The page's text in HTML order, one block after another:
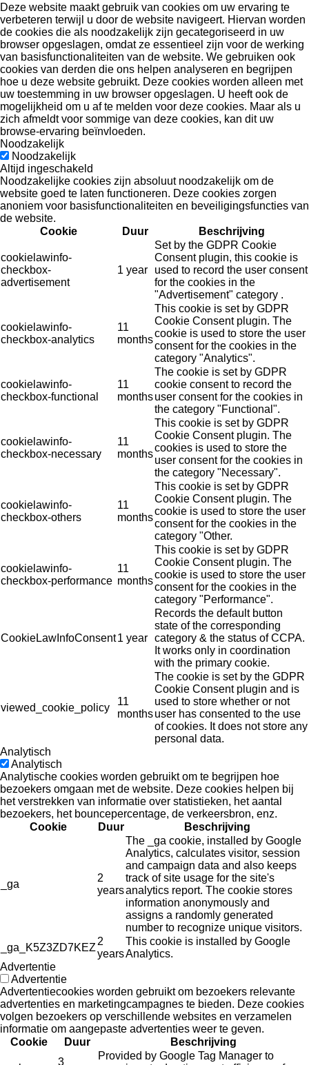
Deze website maakt gebruik van cookies om uw ervaring te
verbeteren terwijl u door de website navigeert. Hiervan worden
de cookies die als noodzakelijk zijn gecategoriseerd in uw
browser opgeslagen, omdat ze essentieel zijn voor de werking
van basisfunctionaliteiten van de website. We gebruiken ook
cookies van derden die ons helpen analyseren en begrijpen
hoe u deze website gebruikt. Deze cookies worden alleen met
uw toestemming in uw browser opgeslagen. U heeft ook de
mogelijkheid om u af te melden voor deze cookies. Maar als u
zich afmeldt voor sommige van deze cookies, kan dit uw
browse-ervaring beïnvloeden.
Noodzakelijk
Noodzakelijk
Altijd ingeschakeld
Noodzakelijke cookies zijn absoluut noodzakelijk om de
website goed te laten functioneren. Deze cookies zorgen
anoniem voor basisfunctionaliteiten en beveiligingsfuncties van
de website.
Cookie
Duur Beschrijving
cookielawinfo-
checkbox-
advertisement
1 year
Set by the GDPR Cookie
Consent plugin, this cookie is
used to record the user consent
for the cookies in the
"Advertisement" category .
cookielawinfo-
checkbox-analytics
11
months
This cookie is set by GDPR
Cookie Consent plugin. The
cookie is used to store the user
consent for the cookies in the
category "Analytics".
cookielawinfo-
checkbox-functional
11
months
The cookie is set by GDPR
cookie consent to record the
user consent for the cookies in
the category "Functional".
cookielawinfo-
checkbox-necessary
11
months
This cookie is set by GDPR
Cookie Consent plugin. The
cookies is used to store the
user consent for the cookies in
the category "Necessary".
cookielawinfo-
checkbox-others
11
months
This cookie is set by GDPR
Cookie Consent plugin. The
cookie is used to store the user
consent for the cookies in the
category "Other.
cookielawinfo-
checkbox-performance
11
months
This cookie is set by GDPR
Cookie Consent plugin. The
cookie is used to store the user
consent for the cookies in the
category "Performance".
CookieLawInfoConsent1 year
Records the default button
state of the corresponding
category & the status of CCPA.
It works only in coordination
with the primary cookie.
viewed_cookie_policy
11
months
The cookie is set by the GDPR
Cookie Consent plugin and is
used to store whether or not
user has consented to the use
of cookies. It does not store any
personal data.
Analytisch
Analytisch
Analytische cookies worden gebruikt om te begrijpen hoe
bezoekers omgaan met de website. Deze cookies helpen bij
het verstrekken van informatie over statistieken, het aantal
bezoekers, het bouncepercentage, de verkeersbron, enz.
Cookie
Duur Beschrijving
_ga
2
years
The _ga cookie, installed by Google
Analytics, calculates visitor, session
and campaign data and also keeps
track of site usage for the site's
analytics report. The cookie stores
information anonymously and
assigns a randomly generated
number to recognize unique visitors.
_ga_K5Z3ZD7KEZ
2
years
This cookie is installed by Google
Analytics.
Advertentie
Advertentie
Advertentiecookies worden gebruikt om bezoekers relevante
advertenties en marketingcampagnes te bieden. Deze cookies
volgen bezoekers op verschillende websites en verzamelen
informatie om aangepaste advertenties weer te geven.
Cookie
Duur Beschrijving
3
Provided by Google Tag Manager to